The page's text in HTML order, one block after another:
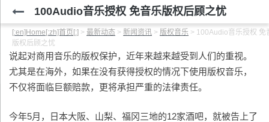
100Audio音乐授权 免音乐版权后顾之忧
[:en]Home[:zh]首页[:] > 最新动态 > 新闻资讯 > 版权音乐 > 100Audio音乐授权 免
版权后顾之忧
说起对商用音乐的版权保护，近年来越来越受到人们的重视。
尤其是在海外，如果在没有获得授权的情况下使用版权音乐，
不仅将面临巨额赔款，更将承担严重的法律责任。
今年5月，日本大阪、山梨、福冈三地的12家酒吧，就被告上了